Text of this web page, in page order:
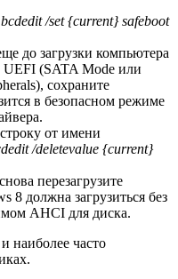
bcdedit /set {current} safeboot
до загрузки компьютера
(SATA Mode или
сохраните
в безопасном режиме
от имени
/deletevalue {current}
перезагрузите
8 должна загрузиться без
AHCI для диска.
наиболее часто